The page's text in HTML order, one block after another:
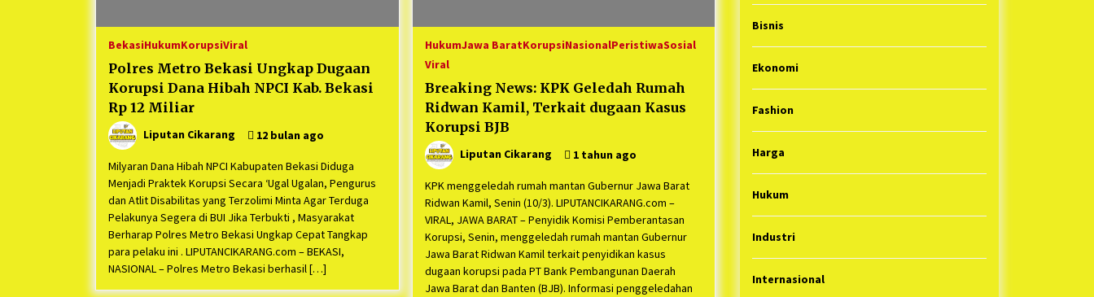
BekasiHukumKorupsiViral
Polres Metro Bekasi Ungkap Dugaan
Korupsi Dana Hibah NPCI Kab. Bekasi
Rp 12 Miliar
Liputan Cikarang 12 bulan ago
Milyaran Dana Hibah NPCI Kabupaten Bekasi Diduga
Menjadi Praktek Korupsi Secara ‘Ugal Ugalan, Pengurus
dan Atlit Disabilitas yang Terzolimi Minta Agar Terduga
Pelakunya Segera di BUI Jika Terbukti , Masyarakat
Berharap Polres Metro Bekasi Ungkap Cepat Tangkap
para pelaku ini . LIPUTANCIKARANG.com – BEKASI,
NASIONAL – Polres Metro Bekasi berhasil […]
HukumJawa BaratKorupsiNasionalPeristiwaSosial
Viral
Breaking News: KPK Geledah Rumah
Ridwan Kamil, Terkait dugaan Kasus
Korupsi BJB
Liputan Cikarang 1 tahun ago
KPK menggeledah rumah mantan Gubernur Jawa Barat
Ridwan Kamil, Senin (10/3). LIPUTANCIKARANG.com –
VIRAL, JAWA BARAT – Penyidik Komisi Pemberantasan
Korupsi, Senin, menggeledah rumah mantan Gubernur
Jawa Barat Ridwan Kamil terkait penyidikan kasus
dugaan korupsi pada PT Bank Pembangunan Daerah
Jawa Barat dan Banten (BJB). Informasi penggeledahan
Bisnis
Ekonomi
Fashion
Harga
Hukum
Industri
Internasional